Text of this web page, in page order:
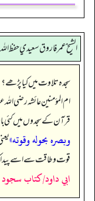
الشيخ عمر فاروق سعيدي حفظ
سجدہ تلاوت میں کیا پڑھے؟
ام المؤمنین عائشہ رضی
قرآن کے سجدوں میں کئی
وبصره بحوله وقوته»
قوت و طاقت سے اسے پیدا
ابي داود/كتاب سجود